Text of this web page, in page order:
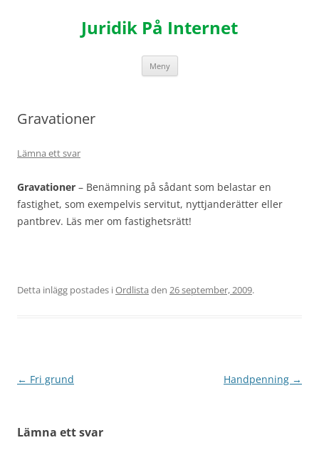
Juridik På Internet
Meny
Gravationer
Lämna ett svar
Gravationer – Benämning på sådant som belastar en
fastighet, som exempelvis servitut, nyttjanderätter eller
pantbrev. Läs mer om fastighetsrätt!
Detta inlägg postades iOrdlista den 26 september, 2009.
Inläggsnavigering
← Fri grund Handpenning →
Lämna ett svar